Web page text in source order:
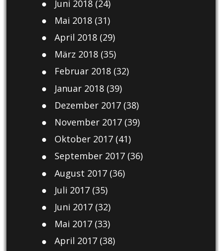
Juni 2018(24)
Mai 2018(31)
April 2018(29)
März 2018(35)
Februar 2018(32)
Januar 2018(39)
Dezember 2017(38)
November 2017(39)
Oktober 2017(41)
September 2017(36)
August 2017(36)
Juli 2017(35)
Juni 2017(32)
Mai 2017(33)
April 2017(38)